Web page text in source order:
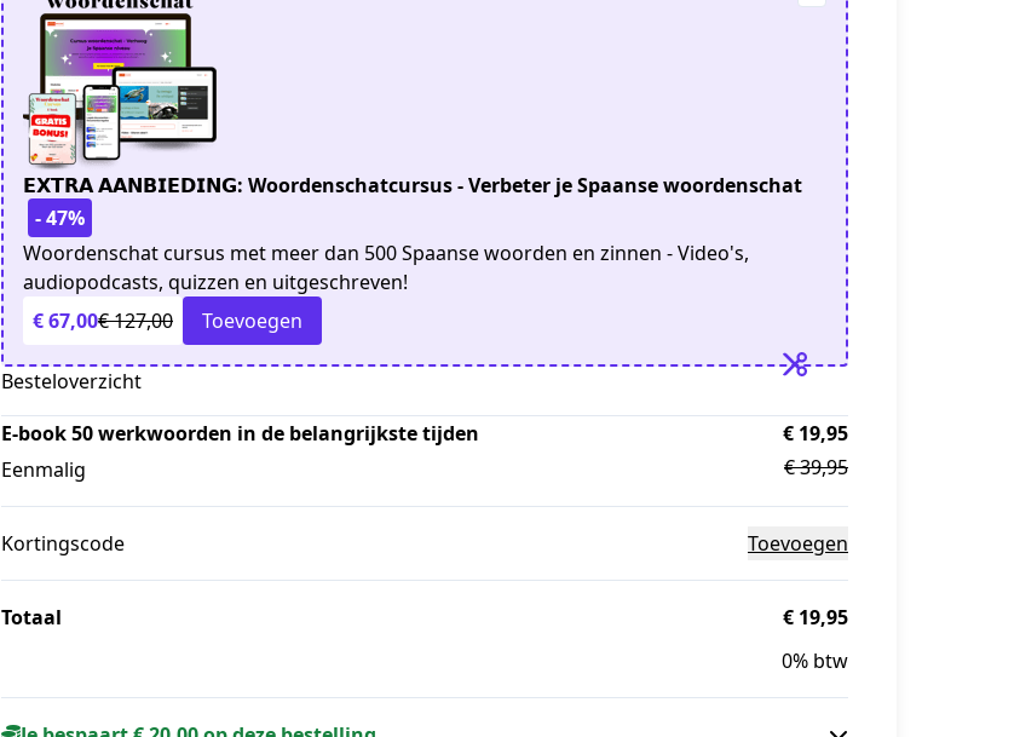
𝗘𝗫𝗧𝗥𝗔 𝗔𝗔𝗡𝗕𝗜𝗘𝗗𝗜𝗡𝗚: Woordenschatcursus - Verbeter je Spaanse woordenschat
- 47%
Woordenschat cursus met meer dan 500 Spaanse woorden en zinnen - Video's,
audiopodcasts, quizzen en uitgeschreven!
€ 67,00€ 127,00 Toevoegen
Besteloverzicht
E-book 50 werkwoorden in de belangrijkste tijden
Eenmalig
€ 19,95
€ 39,95
Kortingscode Toevoegen
Totaal
€ 19,95
0% btw